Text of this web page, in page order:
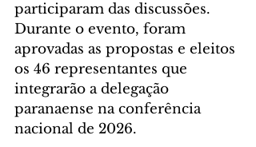
participaram das discussões.
Durante o evento, foram
aprovadas as propostas e eleitos
os 46 representantes que
integrarão a delegação
paranaense na conferência
nacional de 2026.